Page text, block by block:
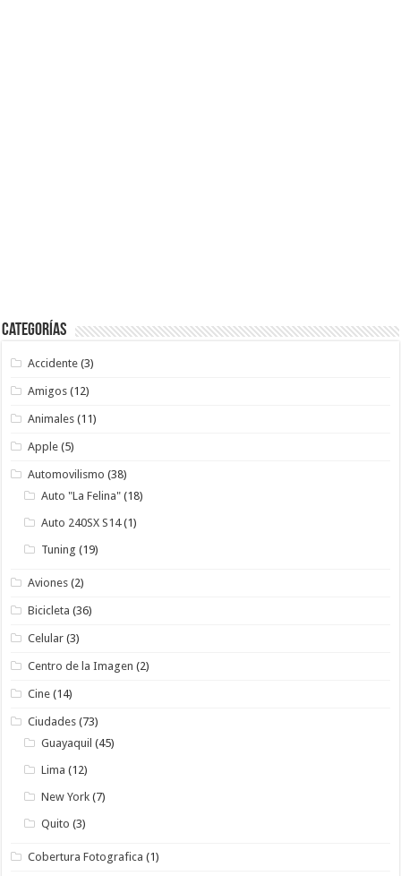
Categorías
Accidente (3)
Amigos (12)
Animales (11)
Apple (5)
Automovilismo (38)
Auto "La Felina" (18)
Auto 240SX S14(1)
Tuning (19)
Aviones (2)
Bicicleta (36)
Celular (3)
Centro de la Imagen (2)
Cine (14)
Ciudades (73)
Guayaquil (45)
Lima (12)
New York (7)
Quito (3)
Cobertura Fotografica (1)